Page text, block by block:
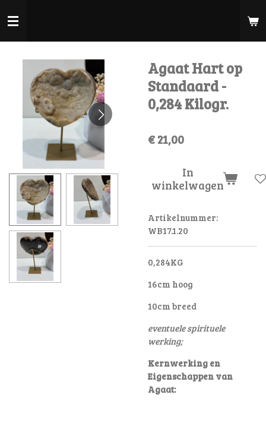
direct
Agaat Hart op
Standaard -
0,284 Kilogr.
€ 21,00
In
winkelwagen
Artikelnummer:
WB17.1.20
0,284KG
16cm hoog
10cm breed
eventuele spirituele
werking;
Kernwerking en
Eigenschappen van
Agaat: